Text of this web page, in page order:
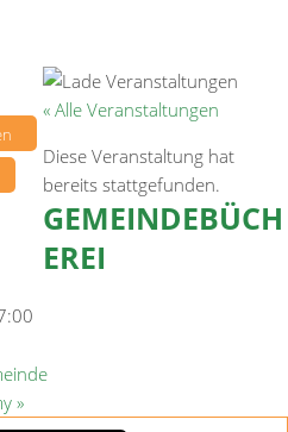
« Alle Veranstaltungen
Diese Veranstaltung hat
bereits stattgefunden.
GEMEINDEBÜCH
EREI
»